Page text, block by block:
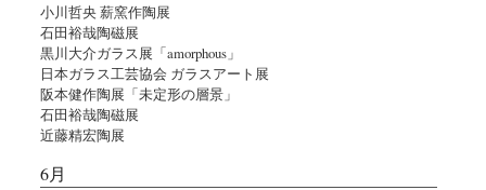
小川哲央 薪窯作陶展
石田裕哉陶磁展
黒川大介ガラス展「amorphous」
日本ガラス工芸協会 ガラスアート展
阪本健作陶展「未定形の層景」
石田裕哉陶磁展
近藤精宏陶展
6月